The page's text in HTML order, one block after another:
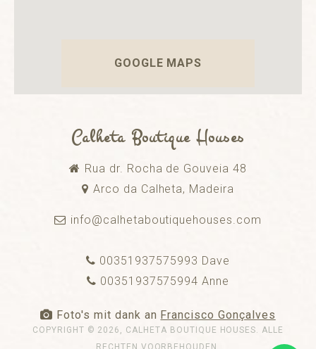
Calheta Boutique Houses
Rua dr. Rocha de Gouveia 48
Arco da Calheta, Madeira
info@calhetaboutiquehouses.com
00351937575993 Dave
00351937575994 Anne
Foto's mit dank an Francisco Gonçalves
COPYRIGHT © 2026, CALHETA BOUTIQUE HOUSES. ALLE
RECHTEN VOORBEHOUDEN.
GOOGLE MAPS